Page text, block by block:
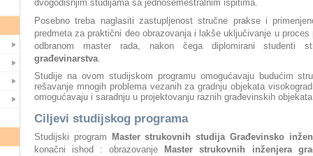
dvogodišnjim studijama sa jednosemestralnim ispitima.
Posebno treba naglasiti zastupljenost stručne prakse i
predmeta za praktični deo obrazovanja i lakše uključivanje u
odbranom master rada, nakon čega diplomirani studenti
građevinarstva.
Studije na ovom studijskom programu omogućavaju budućim
rešavanje mnogih problema vezanih za gradnju objekata
omogućavaju i saradnju u projektovanju raznih građevinskih
Ciljevi studijskog programa
Studijski program
Master strukovnih studija Građevinsko
konačni ishod : obrazovanje
Master strukovnih inženjera